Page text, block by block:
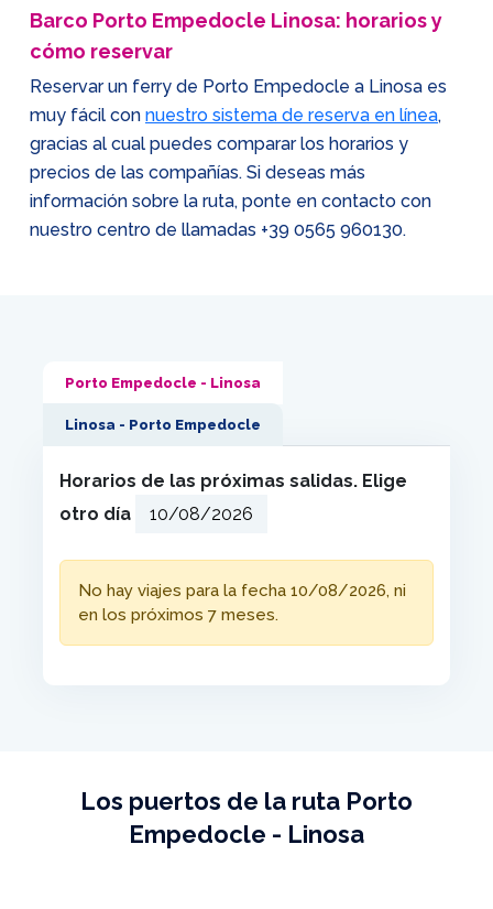
Barco Porto Empedocle Linosa: horarios y
cómo reservar
Reservar un ferry de Porto Empedocle a Linosa es
muy fácil con nuestro sistema de reserva en línea,
gracias al cual puedes comparar los horarios y
precios de las compañías. Si deseas más
información sobre la ruta, ponte en contacto con
nuestro centro de llamadas +39 0565 960130.
Porto Empedocle - Linosa
Linosa - Porto Empedocle
Horarios de las próximas salidas. Elige
otro día
No hay viajes para la fecha 10/08/2026, ni
en los próximos 7 meses.
Los puertos de la ruta Porto
Empedocle - Linosa